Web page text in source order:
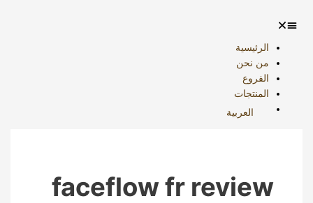
الرئيسية
من نحن
الفروع
المنتجات
العربية
faceflow fr review